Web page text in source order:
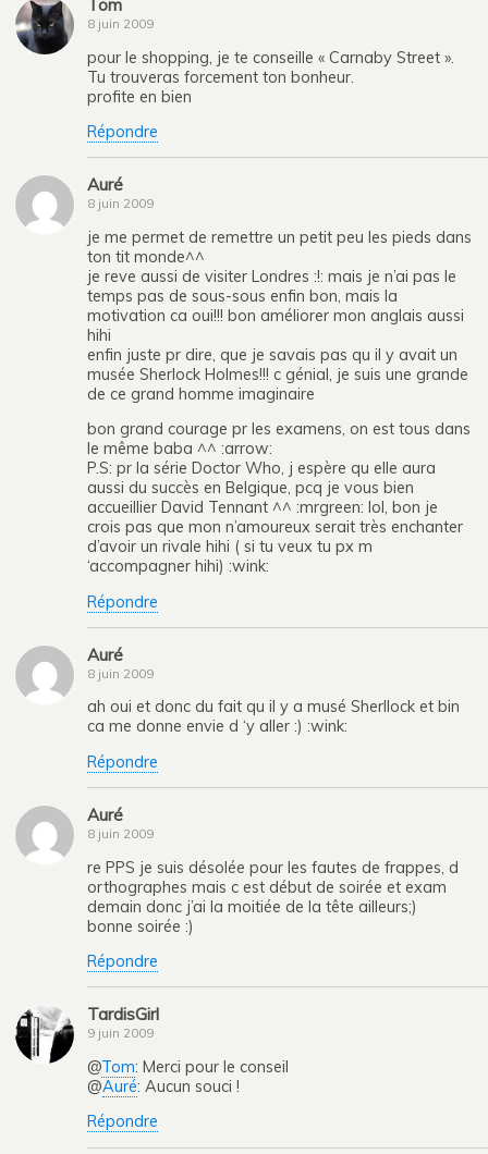
Tom
8 juin 2009
pour le shopping, je te conseille « Carnaby Street ».
Tu trouveras forcement ton bonheur.
profite en bien
Répondre
Auré
8 juin 2009
je me permet de remettre un petit peu les pieds dans
ton tit monde^^
je reve aussi de visiter Londres :!: mais je n’ai pas le
temps pas de sous-sous enfin bon, mais la
motivation ca oui!!! bon améliorer mon anglais aussi
hihi
enfin juste pr dire, que je savais pas qu il y avait un
musée Sherlock Holmes!!! c génial, je suis une grande
de ce grand homme imaginaire
bon grand courage pr les examens, on est tous dans
le même baba ^^ :arrow:
P.S: pr la série Doctor Who, j espère qu elle aura
aussi du succès en Belgique, pcq je vous bien
accueillier David Tennant ^^ :mrgreen: lol, bon je
crois pas que mon n’amoureux serait très enchanter
d’avoir un rivale hihi ( si tu veux tu px m
‘accompagner hihi) :wink:
Répondre
Auré
8 juin 2009
ah oui et donc du fait qu il y a musé Sherllock et bin
ca me donne envie d ‘y aller :) :wink:
Répondre
Auré
8 juin 2009
re PPS je suis désolée pour les fautes de frappes, d
orthographes mais c est début de soirée et exam
demain donc j’ai la moitiée de la tête ailleurs;)
bonne soirée :)
Répondre
TardisGirl
9 juin 2009
@Tom: Merci pour le conseil
@Auré: Aucun souci !
Répondre